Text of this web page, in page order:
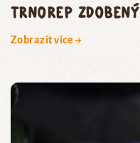
trnorep zdobený
Zobrazit více →